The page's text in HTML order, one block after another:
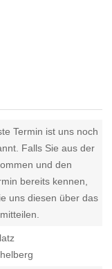
Termin ist uns noch
Falls Sie aus der
und den
bereits kennen,
uns diesen über das
mitteilen.